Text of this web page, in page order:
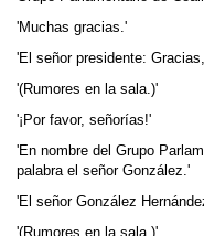
'Muchas gracias.'
'El señor presidente:
'(Rumores en la sala.)'
'¡Por favor, señorías!'
'En nombre del Grupo
palabra el señor González.'
'El señor González
'(Rumores en la sala.)'